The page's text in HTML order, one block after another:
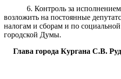
6. Контроль за
возложить на постоянные
налогам и сборам и по
городской Думы.
Глава города Кургана С.В.